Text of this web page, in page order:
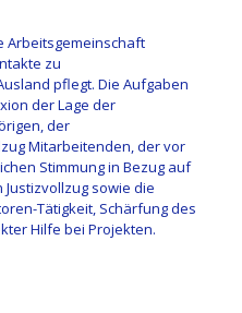
Arbeitsgemeinschaft
zu
pflegt. Die Aufgaben
der Lage der
der
Mitarbeitenden, der vor
Stimmung in Bezug auf
sowie die
Tätigkeit, Schärfung des
Hilfe bei Projekten.